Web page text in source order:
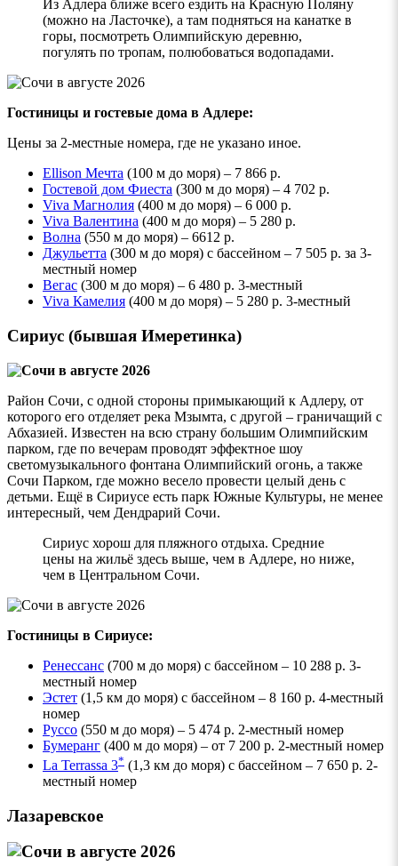
Из Адлера ближе всего ездить на Красную Поляну
(можно на Ласточке), а там подняться на канатке в
горы, посмотреть Олимпийскую деревню,
погулять по тропам, полюбоваться водопадами.
Гостиницы и гостевые дома в Адлере:
Цены за 2-местные номера, где не указано иное.
Ellison Мечта (100 м до моря) – 7 866 р.
Гостевой дом Фиеста (300 м до моря) – 4 702 р.
Viva Магнолия (400 м до моря) – 6 000 р.
Viva Валентина (400 м до моря) – 5 280 р.
Волна (550 м до моря) – 6612 р.
Джульетта (300 м до моря) с бассейном – 7 505 р. за 3-
местный номер
Вегас (300 м до моря) – 6 480 р. 3-местный
Viva Камелия (400 м до моря) – 5 280 р. 3-местный
Сириус (бывшая Имеретинка)
Район Сочи, с одной стороны примыкающий к Адлеру, от
которого его отделяет река Мзымта, с другой – граничащий с
Абхазией. Известен на всю страну большим Олимпийским
парком, где по вечерам проводят эффектное шоу
светомузыкального фонтана Олимпийский огонь, а также
Сочи Парком, где можно весело провести целый день с
детьми. Ещё в Сириусе есть парк Южные Культуры, не менее
интересный, чем Дендрарий Сочи.
Сириус хорош для пляжного отдыха. Средние
цены на жильё здесь выше, чем в Адлере, но ниже,
чем в Центральном Сочи.
Гостиницы в Сириусе:
Ренессанс (700 м до моря) с бассейном – 10 288 р. 3-
местный номер
Эстет (1,5 км до моря) с бассейном – 8 160 р. 4-местный
номер
Руссо (550 м до моря) – 5 474 р. 2-местный номер
Бумеранг (400 м до моря) – от 7 200 р. 2-местный номер
La Terrassa 3* (1,3 км до моря) с бассейном – 7 650 р. 2-
местный номер
Лазаревское